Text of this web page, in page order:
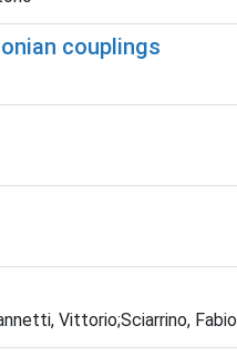
couplings
Vittorio;Sciarrino, Fabio